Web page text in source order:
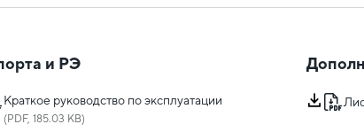
и РЭ
Краткое руководство по эксплуатации
(PDF, 185.03 KB)